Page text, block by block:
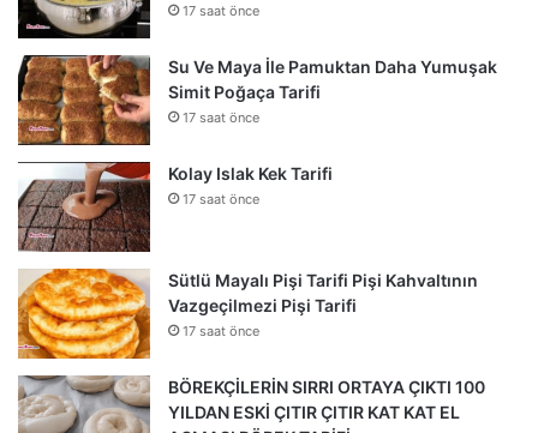
17 saat önce
Su Ve Maya İle Pamuktan Daha Yumuşak
Simit Poğaça Tarifi
17 saat önce
Kolay Islak Kek Tarifi
17 saat önce
Sütlü Mayalı Pişi Tarifi Pişi Kahvaltının
Vazgeçilmezi Pişi Tarifi
17 saat önce
BÖREKÇİLERİN SIRRI ORTAYA ÇIKTI 100
YILDAN ESKİ ÇITIR ÇITIR KAT KAT EL